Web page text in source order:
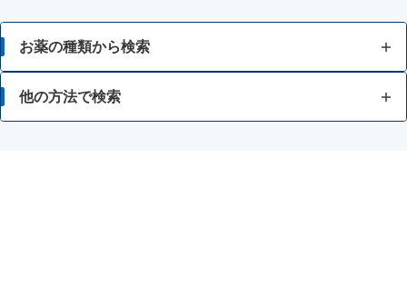
にきび・吹出物
口内炎
ビタミン不足による目の乾燥
歯ぐきからの出血、鼻血
お薬の種類から検索
かぜ薬
他の方法で検索